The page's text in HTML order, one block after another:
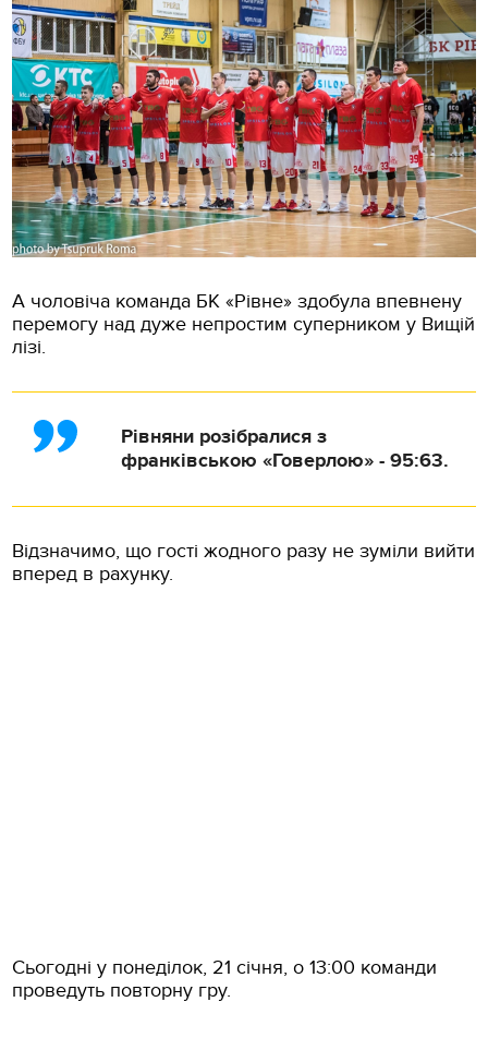
А чоловіча команда БК «Рівне» здобула впевнену
перемогу над дуже непростим суперником у Вищій
лізі.
Рівняни розібралися з
франківською «Говерлою» - 95:63.
Відзначимо, що гості жодного разу не зуміли вийти
вперед в рахунку.
Сьогодні у понеділок, 21 січня, о 13:00 команди
проведуть повторну гру.